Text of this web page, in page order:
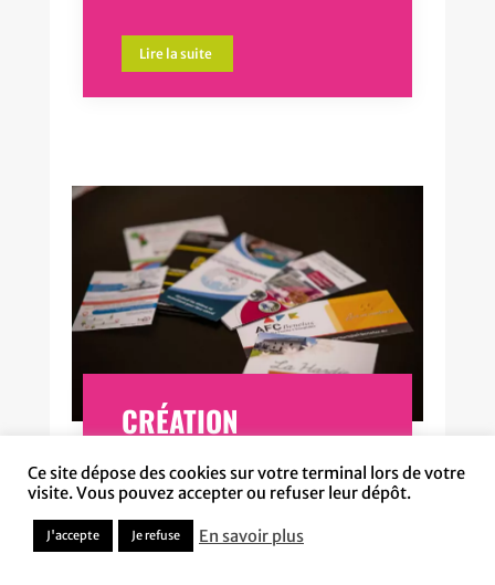
Lire la suite
CRÉATION
PUBLICITAIRE À
ESCH-SUR-ALZETTE :
POUR UNE
Ce site dépose des cookies sur votre terminal lors de votre
visite. Vous pouvez accepter ou refuser leur dépôt.
J'accepte Je refuse En savoir plus